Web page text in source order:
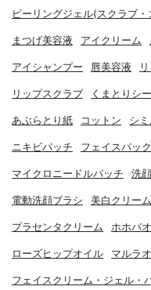
ピーリングジェル(スクラブ・
まつげ美容液 アイクリーム
アイシャンプー 唇美容液
リップスクラブ くまとりシ
あぶらとり紙 コットン シ
ニキビパッチ フェイスパッ
マイクロニードルパッチ 洗
電動洗顔ブラシ 美白クリーム
プラセンタクリーム ホホバ
ローズヒップオイル マルラ
フェイスクリーム・ジェル・